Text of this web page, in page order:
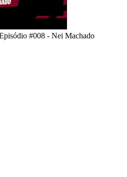
#008 - Nei Machado